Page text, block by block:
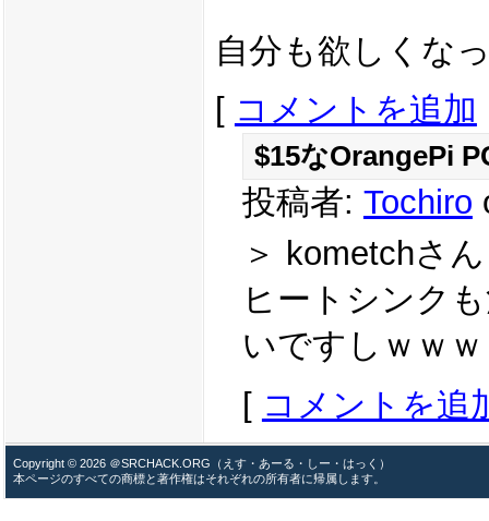
自分も欲しくな
[ コメントを追加
$15なOrangePi
投稿者: Tochiro
＞ kometchさん
ヒートシンク
いですしｗｗｗ
[ コメントを追
Copyright © 2026 ＠SRCHACK.ORG（えす・あーる・しー・はっく）
本ページのすべての商標と著作権はそれぞれの所有者に帰属します。